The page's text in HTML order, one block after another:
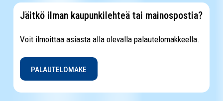
Jäitkö ilman kaupunkilehteä tai mainospostia?
Voit ilmoittaa asiasta alla olevalla palautelomakkeella.
PALAUTELOMAKE